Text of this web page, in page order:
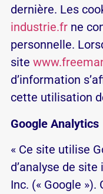
dernière. Les
industrie.frne
personnelle.
site
d’information
cette utilisation
Google Ana­ly­tics
« Ce site uti­lise
d’a­na­lyse de
Inc. (« Google